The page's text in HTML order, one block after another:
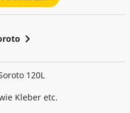
120L
Kleber etc.